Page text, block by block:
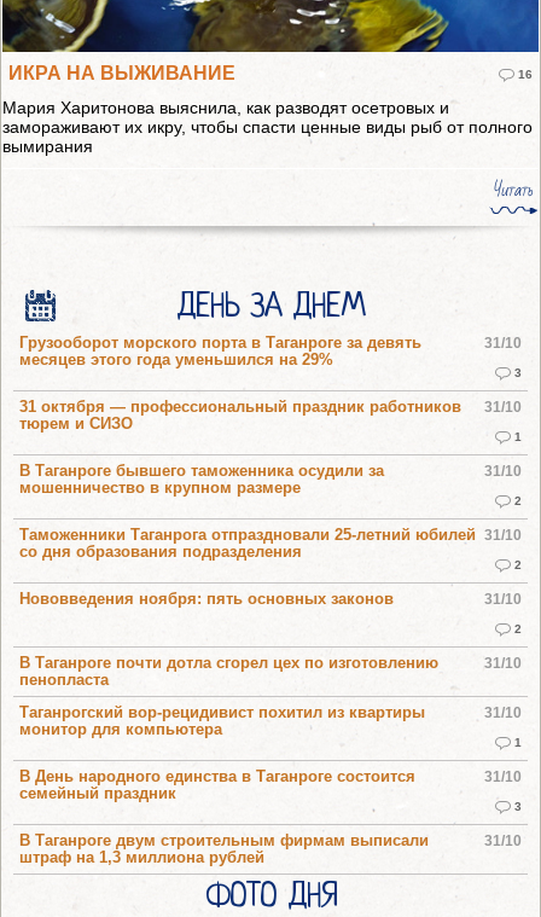
ИКРА НА ВЫЖИВАНИЕ 16
Мария Харитонова выяснила, как разводят осетровых и
замораживают их икру, чтобы спасти ценные виды рыб от полного
вымирания
Читать
ДЕНЬ ЗА ДНЕМ
31/10
3
Грузооборот морского порта в Таганроге за девять
месяцев этого года уменьшился на 29%
31/10
1
31 октября — профессиональный праздник работников
тюрем и СИЗО
31/10
2
В Таганроге бывшего таможенника осудили за
мошенничество в крупном размере
31/10
2
Таможенники Таганрога отпраздновали 25-летний юбилей
со дня образования подразделения
31/10
2
Нововведения ноября: пять основных законов
31/10
В Таганроге почти дотла сгорел цех по изготовлению
пенопласта
31/10
1
Таганрогский вор-рецидивист похитил из квартиры
монитор для компьютера
31/10
3
В День народного единства в Таганроге состоится
семейный праздник
31/10
В Таганроге двум строительным фирмам выписали
штраф на 1,3 миллиона рублей
ФОТО ДНЯ